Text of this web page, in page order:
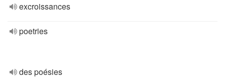
excroissances
poetries
des poésies